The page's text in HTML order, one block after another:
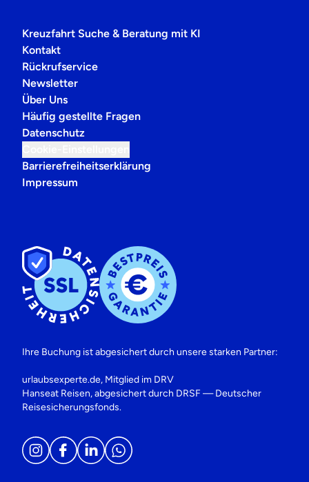
Kreuzfahrt Suche & Beratung mit KI
Kontakt
Rückrufservice
Newsletter
Über Uns
Häufig gestellte Fragen
Datenschutz
Barrierefreiheitserklärung
Impressum
Ihre Buchung ist abgesichert durch unsere starken Partner:
urlaubsexperte.de, Mitglied im DRV
Hanseat Reisen, abgesichert durch DRSF — Deutscher
Reisesicherungsfonds.